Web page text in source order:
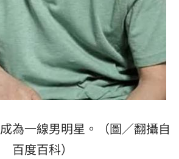
為一線男明星。（圖／翻攝自
百度百科）